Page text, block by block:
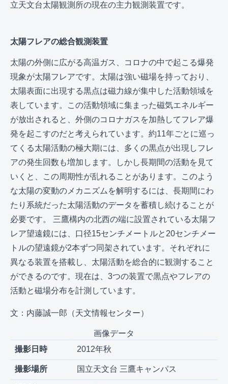
立天文台太陽観測所の現在の主力観測装置です。
太陽フレアの総合観測装置
太陽の外側に広がる高温ガス、コロナの中で起こる爆発
現象が太陽フレアです。太陽は強い磁場を持っており、
太陽表面に出現する黒点は磁力線が集中した活動領域を
表しています。この活動領域に集まった磁気エネルギー
が放出されると、外側のコロナガスを加熱してフレア爆
発を起こすのだと考えられています。約11年ごとに巡っ
てくる太陽活動の極大期には、多くの黒点が出現しフレ
アの発生回数も増加します。しかし長期間の活動を見て
いくと、この周期性が乱れることがあります。このよう
な太陽の変動のメカニズムを解明するには、長期間にわ
たり系統だった太陽活動のデータを蓄積し続けることが
必要です。 三鷹構内の北西の端に設置されている太陽フ
レア望遠鏡には、口径15センチメートルと20センチメー
トルの望遠鏡が2本ずつ同架されています。それぞれに
異なる装置を搭載し、太陽活動を総合的に観測すること
ができるのです。現在は、3つの装置で黒点やフレアの
活動と磁場分布を計測しています。
文：内藤誠一郎（天文情報センター）
撮影日時 2012年秋
撮影場所 国立天文台 三鷹キャンパス
画像データ